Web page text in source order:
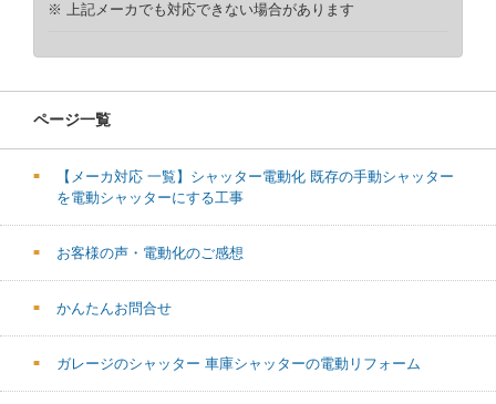
※ 上記メーカでも対応できない場合があります
ページ一覧
【メーカ対応 一覧】シャッター電動化 既存の手動シャッター
を電動シャッターにする工事
お客様の声・電動化のご感想
かんたんお問合せ
ガレージのシャッター 車庫シャッターの電動リフォーム